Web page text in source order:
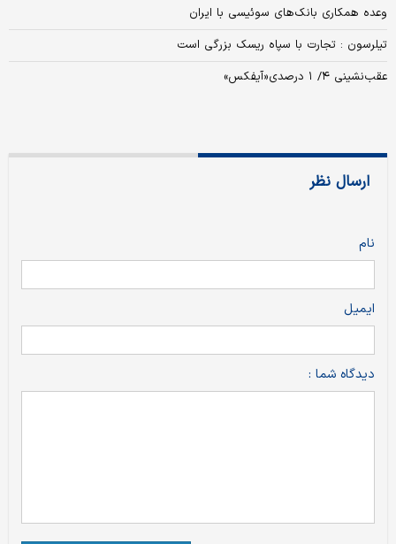
وعده همکاری بانک‌های سوئیسی با ایران
تیلرسون : تجارت با سپاه ریسک بزرگی است
عقب‌نشینی ۴/ ۱ درصدی«آیفکس»
ارسال نظر
نام
ایمیل
دیدگاه شما :